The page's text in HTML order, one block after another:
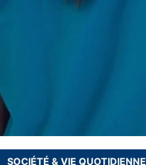
SOCIÉTÉ & VIE QUOTIDIENNE